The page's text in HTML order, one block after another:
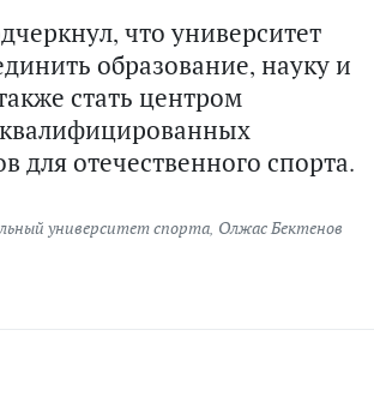
что университет
образование, науку и
стать центром
для отечественного спорта.
университет спорта, Олжас Бектенов